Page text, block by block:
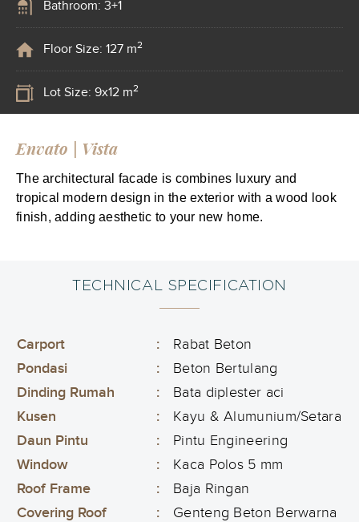
Bathroom: 3+1
Floor Size: 127 m2
Lot Size: 9x12 m2
Envato | Vista
The architectural facade is combines luxury and
tropical modern design in the exterior with a wood look
finish, adding aesthetic to your new home.
TECHNICAL SPECIFICATION
Carport :
Rabat Beton
Pondasi
:
Beton Bertulang
Dinding Rumah
:
Bata diplester aci
Kusen
:
Kayu & Alumunium/Setara
Daun Pintu
:
Pintu Engineering
Window
:
Kaca Polos 5 mm
Roof Frame
:
Baja Ringan
Covering Roof
:
Genteng Beton Berwarna